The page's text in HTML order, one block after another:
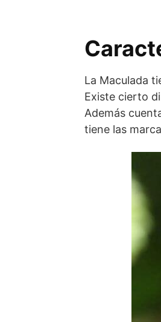
La Maculada
Existe cierto
Además
tiene las